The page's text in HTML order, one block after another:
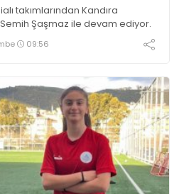
takımlarından Kandıra
Şaşmaz ile devam ediyor.
09:56